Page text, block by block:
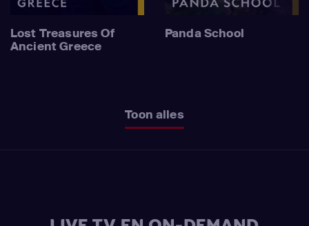
Lost Treasures Of
Ancient Greece
Panda School
Toon alles